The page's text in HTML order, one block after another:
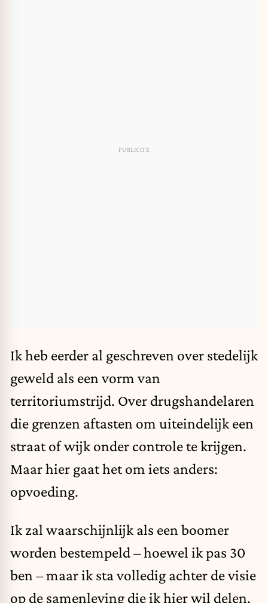
Ik heb eerder al geschreven over stedelijk
geweld als een vorm van
territoriumstrijd. Over drugshandelaren
die grenzen aftasten om uiteindelijk een
straat of wijk onder controle te krijgen.
Maar hier gaat het om iets anders:
opvoeding.
Ik zal waarschijnlijk als een boomer
worden bestempeld – hoewel ik pas 30
ben – maar ik sta volledig achter de visie
op de samenleving die ik hier wil delen.